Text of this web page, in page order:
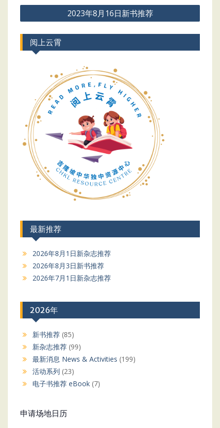
Post
navigation
2023年8月16日新书推荐
阅上云霄
最新推荐
2026年8月1日新杂志推荐
2026年8月3日新书推荐
2026年7月1日新杂志推荐
2026年
新书推荐(85)
新杂志推荐(99)
最新消息 News & Activities (199)
活动系列 (23)
电子书推荐 eBook(7)
申请场地日历